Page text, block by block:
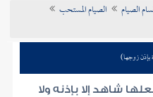
الصيام
الصيام المستحب
بإذن زوجها)
شاهد إلا بإذنه ولا